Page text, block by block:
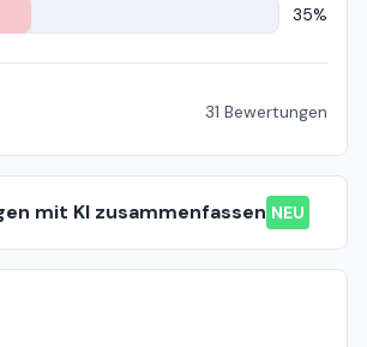
35%
31 Bewertungen
mit KI zusammenfassen NEU